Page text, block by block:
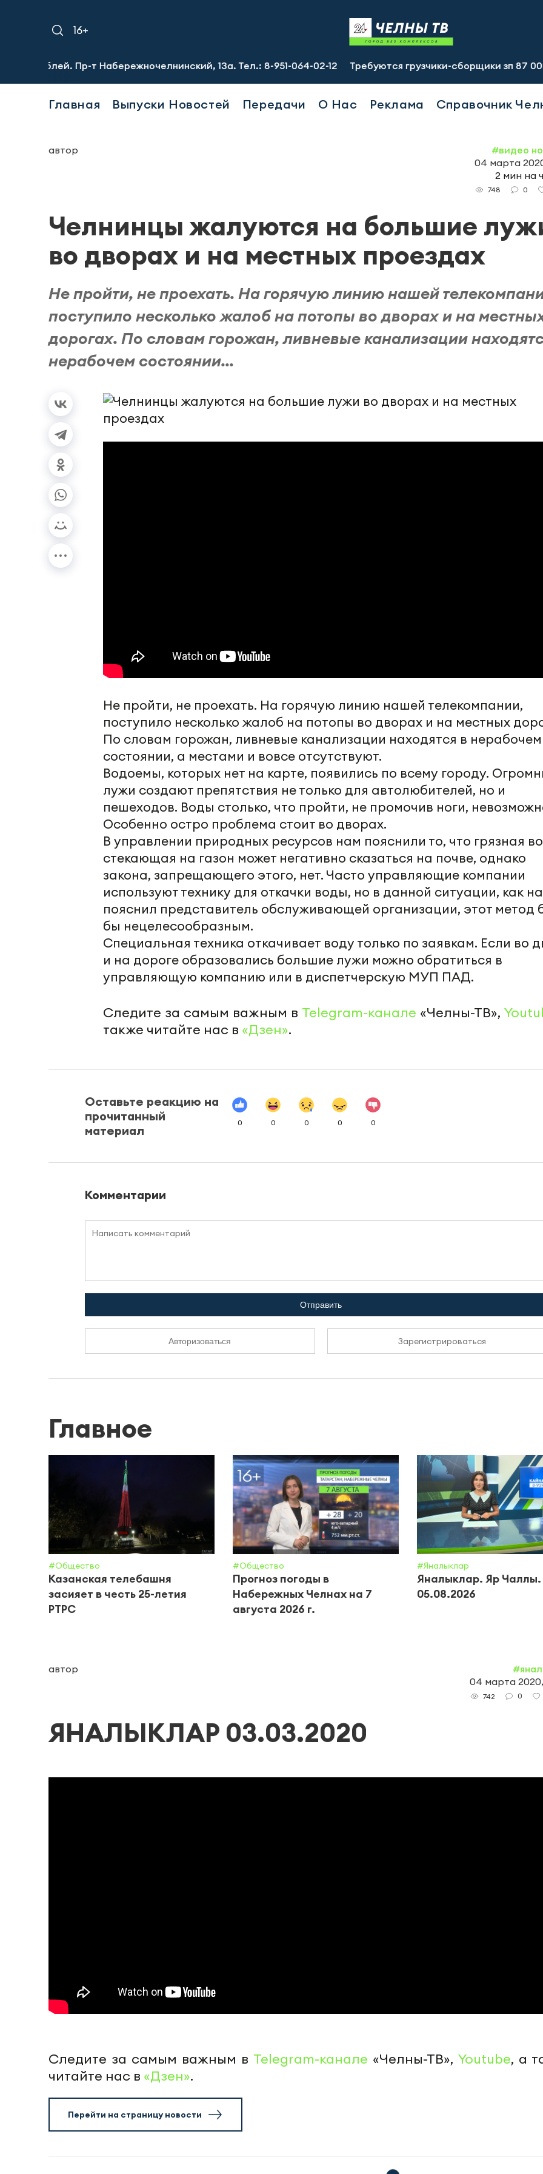
16+
Пр-т Набережночелнинский, 13а. Тел.: 8-951-064-02-12 Требуются грузчики-сборщики зп 87 000 руб.,
Главная Выпуски Новостей Передачи О Нас Реклама Справочник
автор
#видео
04 марта
2 мин на
748 0
Челнинцы жалуются на большие
во дворах и на местных проездах
Не пройти, не проехать. На горячую линию нашей
поступило несколько жалоб на потопы во дворах и на
дорогах. По словам горожан, ливневые канализации
нерабочем состоянии...
Не пройти, не проехать. На горячую линию нашей телекомпании,
поступило несколько жалоб на потопы во дворах и на местных
По словам горожан, ливневые канализации находятся в нерабочем
состоянии, а местами и вовсе отсутствуют.
Водоемы, которых нет на карте, появились по всему городу.
лужи создают препятствия не только для автолюбителей, но и
пешеходов. Воды столько, что пройти, не промочив ноги,
Особенно остро проблема стоит во дворах.
В управлении природных ресурсов нам пояснили то, что грязная
стекающая на газон может негативно сказаться на почве, однако
закона, запрещающего этого, нет. Часто управляющие компании
используют технику для откачки воды, но в данной ситуации, как
пояснил представитель обслуживающей организации, этот метод
бы нецелесообразным.
Специальная техника откачивает воду только по заявкам. Если во
и на дороге образовались большие лужи можно обратиться в
управляющую компанию или в диспетчерскую МУП ПАД.
Следите за самым важным в Telegram-канале «Челны-ТВ»,
также читайте нас в «Дзен».
Оставьте реакцию на
прочитанный
материал
0 0 0 0 0
Комментарии
Отправить
Авторизоваться Зарегистрироваться
Главное
#Общество
Казанская телебашня
засияет в честь 25-летия
РТРС
#Общество
Прогноз погоды в
Набережных Челнах на 7
августа 2026 г.
#Яналыклар
Яналыклар. Яр Чаллы.
05.08.2026
автор
04 марта
742 0
ЯНАЛЫКЛАР 03.03.2020
Следите за самым важным в Telegram-канале «Челны-ТВ», Youtube, а
читайте нас в «Дзен».
Перейти на страницу новости